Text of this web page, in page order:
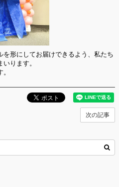
形にしてお届けできるよう、私たち
ります。
次の記事